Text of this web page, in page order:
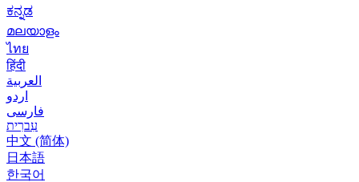
ಕನ್ನಡ
മലയാളം
ไทย
हिंदी
العربية
اردو
فارسی
עִברִית
中文 (简体)
日本語
한국어